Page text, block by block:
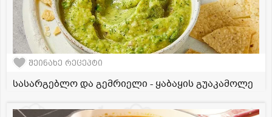
შეინახე რეცეპტი
სასარგებლო და გემრიელი - ყაბაყის გუაკამოლე